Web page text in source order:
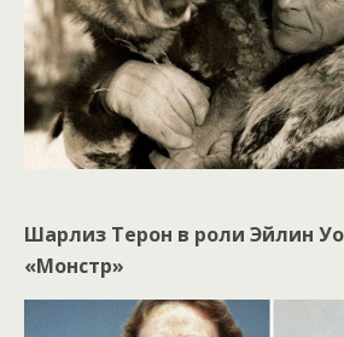
Шарлиз Терон в роли Эйлин
«Монстр»